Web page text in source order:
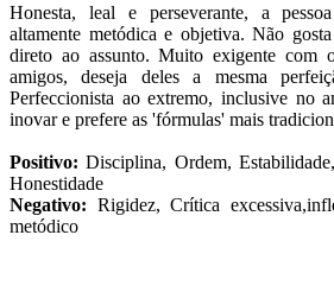
Honesta, leal e perseverante, a
altamente metódica e objetiva. Não
direto ao assunto. Muito exigente com
amigos, deseja deles a mesma
Perfeccionista ao extremo, inclusive no
inovar e prefere as 'fórmulas' mais
Positivo: Disciplina, Ordem,
Honestidade
Negativo: Rigidez, Crítica
metódico